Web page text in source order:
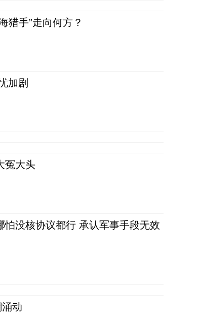
猎手”走向何方？
加剧
冤大头
没核协议都行 承认军事手段无效
涌动